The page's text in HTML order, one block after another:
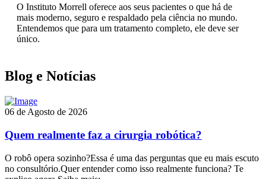
O Instituto Morrell oferece aos seus pacientes o que há de
mais moderno, seguro e respaldado pela ciência no mundo.
Entendemos que para um tratamento completo, ele deve ser
único.
Blog e Notícias
06 de Agosto de 2026
Quem realmente faz a cirurgia robótica?
O robô opera sozinho?Essa é uma das perguntas que eu mais escuto
no consultório.Quer entender como isso realmente funciona? Te